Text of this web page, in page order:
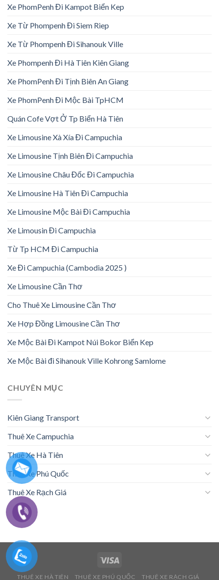
Xe PhomPenh Đi Kampot Biển Kep
Xe Từ Phompenh Đi Siem Riep
Xe Từ Phompenh Đi Sihanouk Ville
Xe Phompenh Đi Hà Tiên Kiên Giang
Xe PhomPenh Đi Tịnh Biên An Giang
Xe PhomPenh Đi Mộc Bài TpHCM
Quán Cofe Vợt Ở Tp Biển Hà Tiên
Xe Limousine Xà Xía Đi Campuchia
Xe Limousine Tịnh Biên Đi Campuchia
Xe Limousine Châu Đốc Đi Campuchia
Xe Limousine Hà Tiên Đi Campuchia
Xe Limousine Mộc Bài Đi Campuchia
Xe Limousin Đi Campuchia
Từ Tp HCM Đi Campuchia
Xe Đi Campuchia (Cambodia 2025 )
Xe Limousine Cần Thơ
Cho Thuê Xe Limousine Cần Thơ
Xe Hợp Đồng Limousine Cần Thơ
Xe Mộc Bài Đi Kampot Núi Bokor Biển Kep
Xe Mộc Bài đi Sihanouk Ville Kohrong Samlome
CHUYÊN MỤC
Kiên Giang Transport
Thuê Xe Campuchia
Thuê Xe Hà Tiên
Thuê Xe Phú Quốc
Thuê Xe Rạch Giá
THUÊ XE HÀ TIÊN THUÊ XE PHÚ QUỐC THUÊ XE RẠCH GIÁ